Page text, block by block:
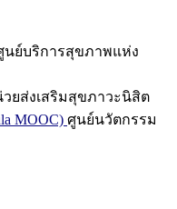
นย์บริการสุขภาพแห่ง
ยส่งเสริมสุขภาวะนิสิต
MOOC) ศูนย์นวัตกรรม